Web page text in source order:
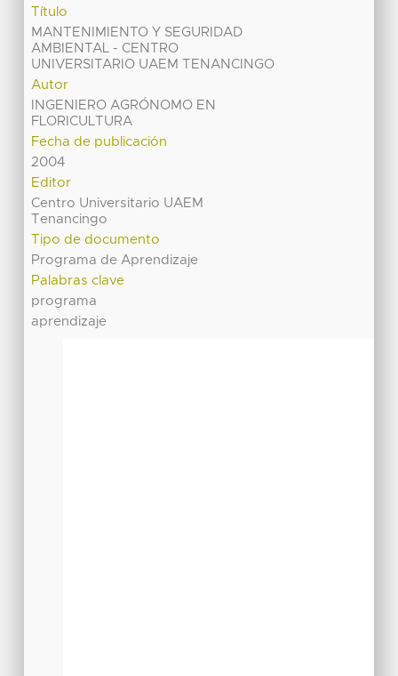
Título
MANTENIMIENTO Y SEGURIDAD
AMBIENTAL - CENTRO
UNIVERSITARIO UAEM TENANCINGO
Autor
INGENIERO AGRÓNOMO EN
FLORICULTURA
Fecha de publicación
2004
Editor
Centro Universitario UAEM
Tenancingo
Tipo de documento
Programa de Aprendizaje
Palabras clave
programa
aprendizaje